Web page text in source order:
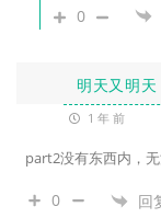
0
明天又明天
1 年 前
part2没有东西内，
0 回